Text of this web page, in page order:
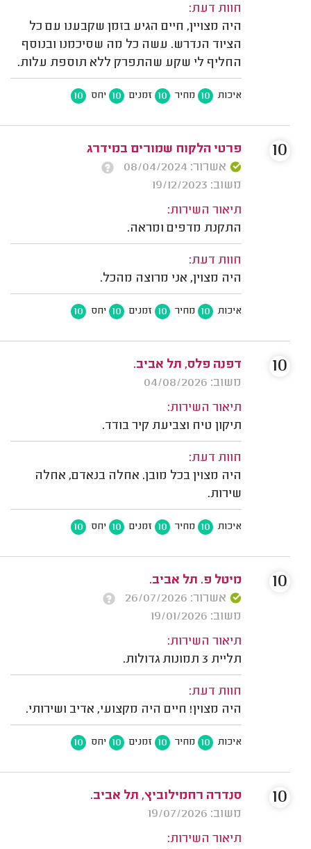
חוות דעת:
היה מצויין, חיים הגיע בזמן שקבענו עם כל
הציוד הנדרש. עשה כל מה שסיכמנו ובנוסף
החליף לי שקע שהתפרק ללא תוספת עלות.
איכות 10 מחיר 10 זמנים 10 יחס 10
פרטי הלקוח שמורים במידרג
אשרור: 08/04/2024
משוב: 19/12/2023
תיאור השירות:
התקנת מדפים ומראה.
חוות דעת:
היה מצוין, אני מרוצה מהכל.
איכות 10 מחיר 10 זמנים 10 יחס 10
10
דפנה פלס, תל אביב.
משוב: 04/08/2026
תיאור השירות:
תיקון טיח וצביעת קיר בודד.
חוות דעת:
היה מצוין בכל מובן. אחלה בנאדם, אחלה
שירות.
איכות 10 מחיר 10 זמנים 10 יחס 10
10
מיטל פ. תל אביב.
אשרור: 26/07/2026
משוב: 19/01/2026
תיאור השירות:
תליית 3 תמונות גדולות.
חוות דעת:
היה מצוין! חיים היה מקצועי, אדיב ושירותי.
איכות 10 מחיר 10 זמנים 10 יחס 10
10
סנדרה רחמילוביץ, תל אביב.
משוב: 19/07/2026
תיאור השירות:
10